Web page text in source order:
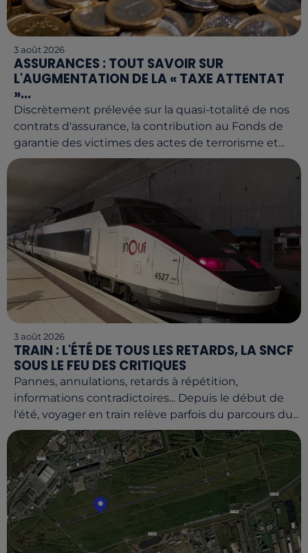
3 août 2026
ASSURANCES : TOUT SAVOIR SUR
L'AUGMENTATION DE LA « TAXE ATTENTAT
»...
Discrètement prélevée sur la quasi-totalité de nos
contrats d'assurance, la contribution au Fonds de
garantie des victimes des actes de terrorisme et...
3 août 2026
TRAIN : L'ÉTÉ DE TOUS LES RETARDS, LA SNCF
SOUS LE FEU DES CRITIQUES
Pannes, annulations, retards à répétition,
informations contradictoires... Depuis le début de
l'été, voyager en train relève parfois du parcours du...